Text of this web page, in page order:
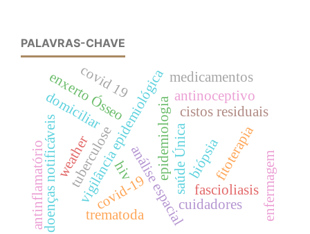
PALAVRAS-CHAVE
saúde Única
epidemiologia
vigilância epidemiológica
análise espacial
cistos residuais
biópsia
enxerto Ósseo
tuberculose
doenças notificáveis covid-19
fascioliasis
trematoda
weather fitoterapiaenfermagem
domiciliar
antinflamatório
antinoceptivo
covid 19 medicamentos
hiv
cuidadores